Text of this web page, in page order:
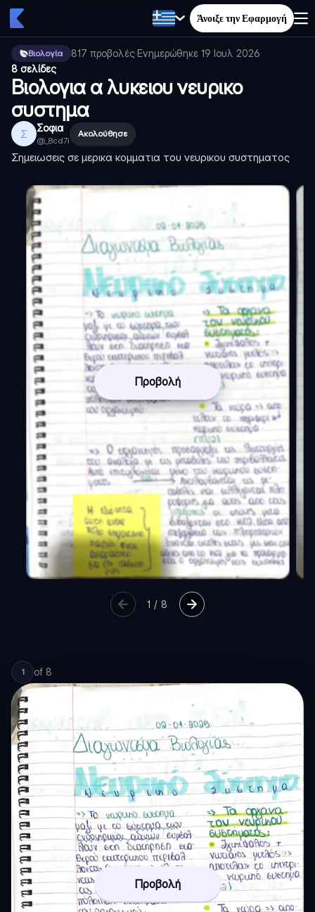
Άνοιξε την Εφαρμογή
Βιολογία 817 προβολές·Ενημερώθηκε 19 Ιουλ 2026·
8 σελίδες
Βιολογια α λυκειου νευρικο
συστημα
Σ Σοφια
@ _8cd7i
Ακολούθησε
Σημειωσεις σε μερικα κομματια του νευρικου συστηματος
Προβολή
1 / 8
1 of 8
Προβολή